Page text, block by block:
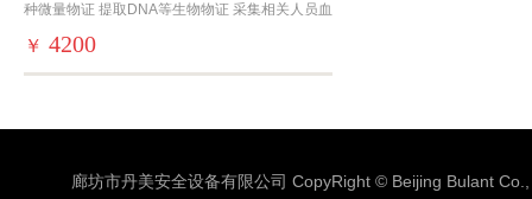
种微量物证 提取DNA等生物物证 采集相关人员血
￥ 4200
廊坊市丹美安全设备有限公司 CopyRight © Beijing Bulant